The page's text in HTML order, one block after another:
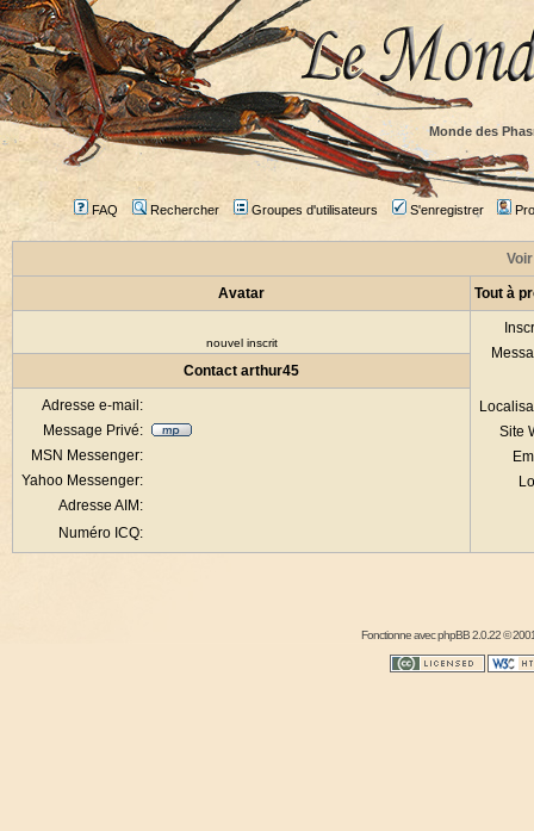
Monde des
FAQ Rechercher Groupes d'utilisateurs S'enregistrer
Avatar Tout à
nouvel inscrit
Site
Contact arthur45
Adresse e-mail:
Message Privé:
MSN Messenger:
Yahoo Messenger:
Adresse AIM:
Numéro ICQ:
Fonctionne avecphpBB2.0.22 ©